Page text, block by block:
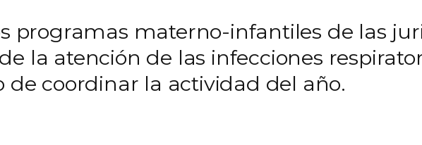
programas materno-infantiles de las
la atención de las infecciones
de coordinar la actividad del año.